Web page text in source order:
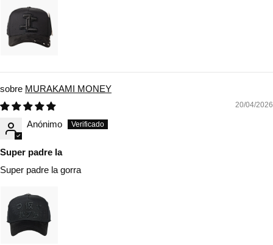
MURAKAMI MONEY
20/04/2026
Anónimo
Super padre la
Super padre la gorra